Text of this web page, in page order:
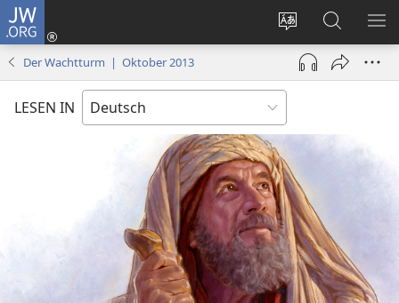
JW.ORG
Websitesprache
ändern
Anmelden
(öffnet
neues
Fenster)
Suche
Der Wachtturm | Oktober 2013
LESEN IN